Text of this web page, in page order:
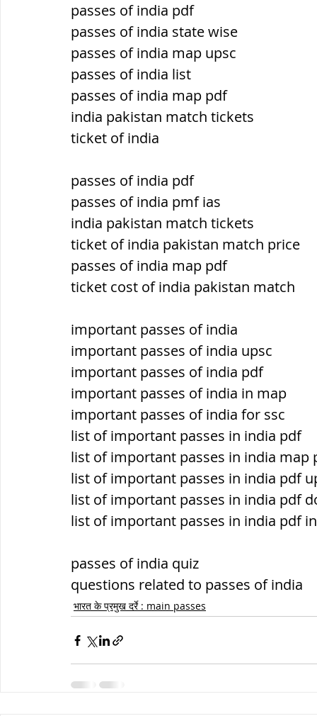
passes of india pdf
passes of india state wise
passes of india map upsc
passes of india list
passes of india map pdf
india pakistan match tickets
ticket of india
passes of india pdf
passes of india pmf ias
india pakistan match tickets
ticket of india pakistan match price
passes of india map pdf
ticket cost of india pakistan match
important passes of india
important passes of india upsc
important passes of india pdf
important passes of india in map
important passes of india for ssc
list of important passes in india pdf
list of important passes in india map
list of important passes in india pdf
list of important passes in india pdf
list of important passes in india pdf
passes of india quiz
questions related to passes of india
भारत के प्रमुख दर्रे : main passes